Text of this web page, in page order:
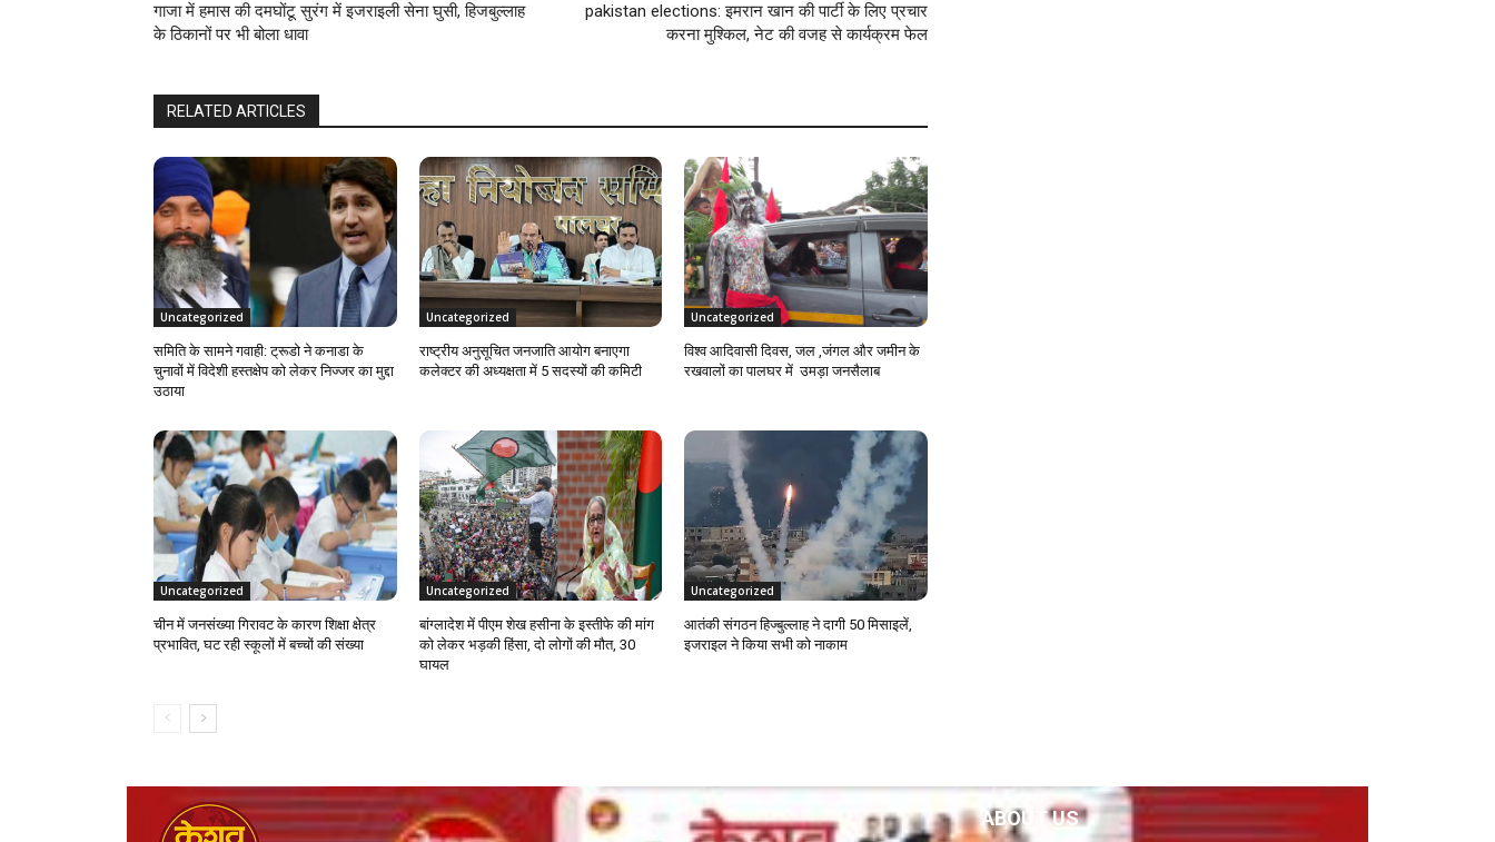
गाजा में हमास की दमघोंटू सुरंग में इजराइली सेना घुसी, हिजबुल्लाह
के ठिकानों पर भी बोला धावा
pakistan elections: इमरान खान की पार्टी के लिए प्रचार
करना मुश्किल, नेट की वजह से कार्यक्रम फेल
RELATED ARTICLES
Uncategorized
समिति के सामने गवाही: ट्रूडो ने कनाडा के
चुनावों में विदेशी हस्तक्षेप को लेकर निज्जर का मुद्दा
उठाया
Uncategorized
राष्ट्रीय अनुसूचित जनजाति आयोग बनाएगा
कलेक्टर की अध्यक्षता में 5 सदस्यों की कमिटी
Uncategorized
विश्व आदिवासी दिवस, जल ,जंगल और जमीन के
रखवालों का पालघर में उमड़ा जनसैलाब
Uncategorized
चीन में जनसंख्या गिरावट के कारण शिक्षा क्षेत्र
प्रभावित, घट रही स्कूलों में बच्चों की संख्या
Uncategorized
बांग्लादेश में पीएम शेख हसीना के इस्तीफे की मांग
को लेकर भड़की हिंसा, दो लोगों की मौत, 30
घायल
Uncategorized
आतंकी संगठन हिज्बुल्लाह ने दागी 50 मिसाइलें,
इजराइल ने किया सभी को नाकाम
ABOUT US